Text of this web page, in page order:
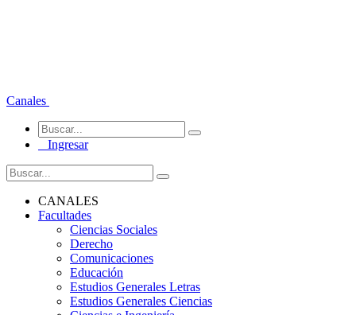
Canales
Ingresar
CANALES
Facultades
Ciencias Sociales
Derecho
Comunicaciones
Educación
Estudios Generales Letras
Estudios Generales Ciencias